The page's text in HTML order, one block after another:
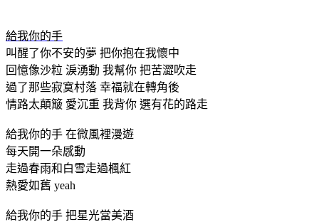
給我你的手
叫醒了你不安的夢 把你抱在我懷中
回憶像沙粒 淚湧動 我幫你 把苦澀吹走
過了那些寂寞村落 幸福就在轉角後
情路太顛簸 愛沉重 我背你 選有花的路走
給我你的手 在微風裡漫遊
每天開一朵感動
走過春雨和白雪走過楓紅
熱愛如舊 yeah
給我你的手 把星光當美酒